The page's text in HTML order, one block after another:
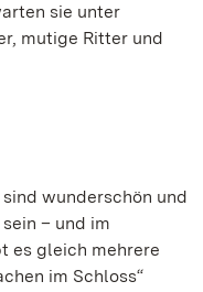
sie unter
mutige Ritter und
wunderschön und
– und im
es gleich mehrere
im Schloss“